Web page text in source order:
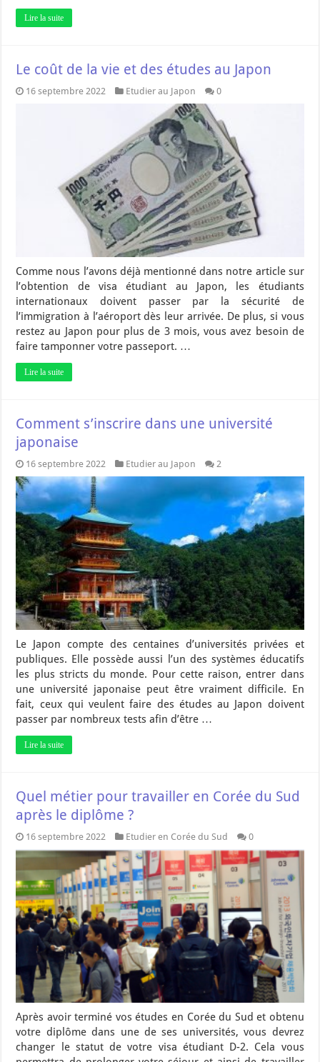
Lire la suite
Le coût de la vie et des études au Japon
16 septembre 2022 Etudier au Japon 0
Comme nous l’avons déjà mentionné dans notre article sur
l’obtention de visa étudiant au Japon, les étudiants
internationaux doivent passer par la sécurité de
l’immigration à l’aéroport dès leur arrivée. De plus, si vous
restez au Japon pour plus de 3 mois, vous avez besoin de
faire tamponner votre passeport. …
Lire la suite
Comment s’inscrire dans une université
japonaise
16 septembre 2022 Etudier au Japon 2
Le Japon compte des centaines d’universités privées et
publiques. Elle possède aussi l’un des systèmes éducatifs
les plus stricts du monde. Pour cette raison, entrer dans
une université japonaise peut être vraiment difficile. En
fait, ceux qui veulent faire des études au Japon doivent
passer par nombreux tests afin d’être …
Lire la suite
Quel métier pour travailler en Corée du Sud
après le diplôme ?
16 septembre 2022 Etudier en Corée du Sud 0
Après avoir terminé vos études en Corée du Sud et obtenu
votre diplôme dans une de ses universités, vous devrez
changer le statut de votre visa étudiant D-2. Cela vous